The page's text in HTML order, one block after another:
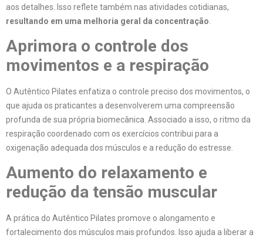
aos detalhes. Isso reflete também nas atividades cotidianas,
resultando em uma melhoria geral da concentração
Aprimora o controle dos
movimentos e a respiração
O Autêntico Pilates enfatiza o controle preciso dos movimentos, o
que ajuda os praticantes a desenvolverem uma compreensão
profunda de sua própria biomecânica. Associado a isso, o ritmo da
respiração coordenado com os exercícios contribui para a
oxigenação adequada dos músculos e a redução do estresse.
Aumento do relaxamento e
redução da tensão muscular
A prática do Autêntico Pilates promove o alongamento e
fortalecimento dos músculos mais profundos. Isso ajuda a liberar a